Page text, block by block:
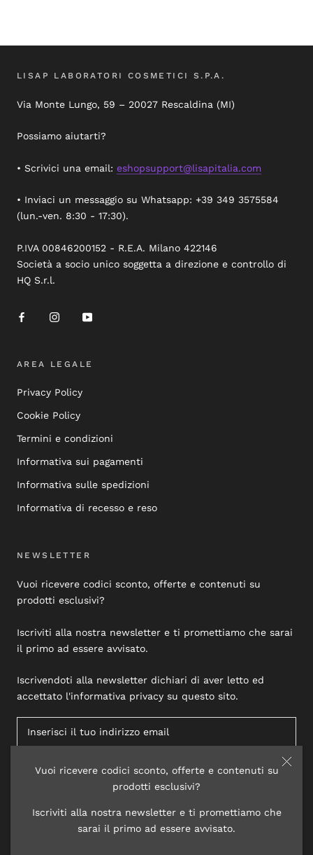
Vuoi ricevere codici sconto, offerte e contenuti su
prodotti esclusivi?
Iscriviti alla nostra newsletter e ti promettiamo che
sarai il primo ad essere avvisato.
LISAP LABORATORI COSMETICI S.P.A.
Via Monte Lungo, 59 – 20027 Rescaldina (MI)
Possiamo aiutarti?
• Scrivici una email: eshopsupport@lisapitalia.com
• Inviaci un messaggio su Whatsapp: +39 349 3575584
(lun.-ven. 8:30 - 17:30).
P.IVA 00846200152 - R.E.A. Milano 422146
Società a socio unico soggetta a direzione e controllo di
HQ S.r.l.
AREA LEGALE
Privacy Policy
Cookie Policy
Termini e condizioni
Informativa sui pagamenti
Informativa sulle spedizioni
Informativa di recesso e reso
NEWSLETTER
Vuoi ricevere codici sconto, offerte e contenuti su
prodotti esclusivi?
Iscriviti alla nostra newsletter e ti promettiamo che sarai
il primo ad essere avvisato.
Iscrivendoti alla newsletter dichiari di aver letto ed
accettato l'informativa privacy su questo sito.
ISCRIVITI